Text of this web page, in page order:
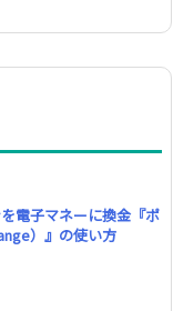
電子マネーに換金『ポ
）』の使い方